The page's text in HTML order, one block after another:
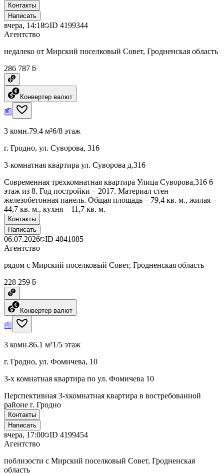
Контакты
Написать
вчера, 14:18 ID 4199344
Агентство
недалеко от Мирский поселковый Совет, Гродненская область
286 787 ƃ
Конвертер валют
3 комн.79.4 м²6/8 этаж
г. Гродно, ул. Суворова, 316
3-комнатная квартира ул. Суворова д.316
Современная трехкомнатная квартира Улица Суворова,316 6
этаж из 8. Год постройки – 2017. Материал стен –
железобетонная панель. Общая площадь – 79,4 кв. м., жилая –
44,7 кв. м., кухня – 11,7 кв. м.
Контакты
Написать
06.07.2026 ID 4041085
Агентство
рядом с Мирский поселковый Совет, Гродненская область
228 259 ƃ
Конвертер валют
3 комн.86.1 м²1/5 этаж
г. Гродно, ул. Фомичева, 10
3-х комнатная квартира по ул. Фомичева 10
Перспективная 3-хкомнатная квартира в востребованной
районе г. Гродно
Контакты
Написать
вчера, 17:00 ID 4199454
Агентство
поблизости с Мирский поселковый Совет, Гродненская
область